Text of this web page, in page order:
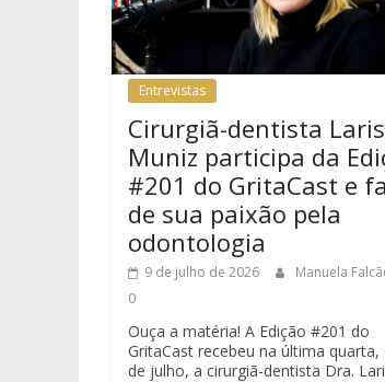
Entrevistas
Cirurgiã-dentista
Muniz participa da
#201 do GritaCast e
de sua paixão pela
odontologia
9 de julho de 2026
Manuela
0
Ouça a matéria! A Edição #201 do
GritaCast recebeu na última quarta,
de julho, a cirurgiã-dentista Dra.